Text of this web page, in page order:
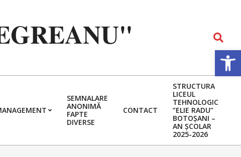
Search
SEMNALARE
ANONIMĂ
FAPTE
DIVERSE
CONTACT
STRUCTURA
LICEUL
TEHNOLOGIC
”ELIE RADU”
BOTOȘANI –
AN ȘCOLAR
2025-2026